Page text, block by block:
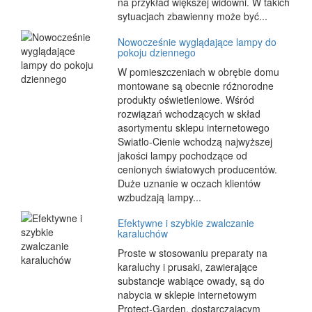
sytuacjach zbawienny może być...
Nowocześnie wyglądające lampy do
pokoju dziennego
W pomieszczeniach w obrębie domu
montowane są obecnie różnorodne
produkty oświetleniowe. Wśród
rozwiązań wchodzących w skład
asortymentu sklepu internetowego
Swiatlo-Cienie wchodzą najwyższej
jakości lampy pochodzące od
cenionych światowych producentów.
Duże uznanie w oczach klientów
wzbudzają lampy...
Efektywne i szybkie zwalczanie
karaluchów
Proste w stosowaniu preparaty na
karaluchy i prusaki, zawierające
substancje wabiące owady, są do
nabycia w sklepie internetowym
Protect-Garden, dostarczającym